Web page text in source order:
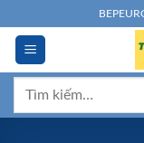
đến
dung
Tìm